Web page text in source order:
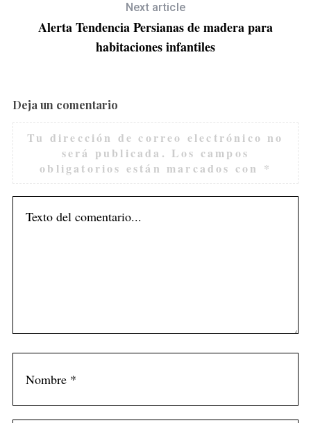
Next article
Alerta Tendencia Persianas de madera para
habitaciones infantiles
Deja un comentario
Tu dirección de correo electrónico no
será publicada. Los campos
obligatorios están marcados con *